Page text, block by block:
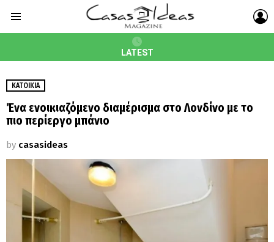
LATEST
ΚΑΤΟΙΚΊΑ
Ένα ενοικιαζόμενο διαμέρισμα στο Λονδίνο με το
πιο περίεργο μπάνιο
by casasideas